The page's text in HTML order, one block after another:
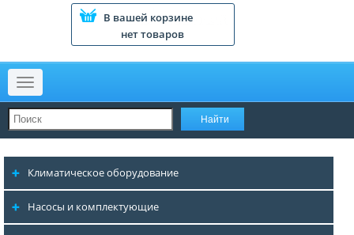
В вашей корзине
нет товаров
Меню
Климатическое оборудование
Насосы и комплектующие